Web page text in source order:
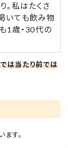
。私はたくさ
いても飲み物
1歳・30代の
は当たり前では
す。